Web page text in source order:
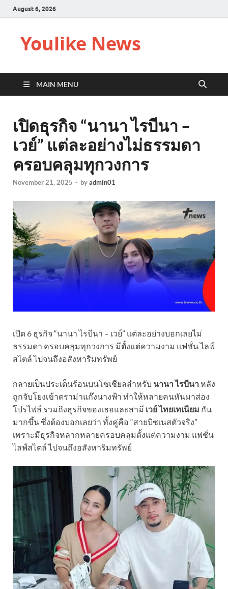
August 6, 2026
Youlike News
MAIN MENU
เปิดธุรกิจ “นานา ไรบีนา –
เวย์” แต่ละอย่างไม่ธรรมดา
ครอบคลุมทุกวงการ
November 21, 2025 - byadmin01
เปิด 6 ธุรกิจ “นานา ไรบีนา – เวย์” แต่ละอย่างบอกเลยไม่
ธรรมดา ครอบคลุมทุกวงการ มีตั้งแต่ความงาม แฟชั่น ไลฟ์
สไตล์ ไปจนถึงอสังหาริมทรัพย์
กลายเป็นประเด็นร้อนบนโซเชียลสำหรับ นานา ไรบีนา หลัง
ถูกจับโยงเข้าดราม่าแก๊งนางฟ้า ทำให้หลายคนหันมาส่อง
โปรไฟล์ รวมถึงธุรกิจของเธอและสามี เวย์ ไทยเทเนียม กัน
มากขึ้น ซึ่งต้องบอกเลยว่า ทั้งคู่คือ “สายบิซเนสตัวจริง”
เพราะมีธุรกิจหลากหลายครอบคลุมตั้งแต่ความงาม แฟชั่น
ไลฟ์สไตล์ ไปจนถึงอสังหาริมทรัพย์